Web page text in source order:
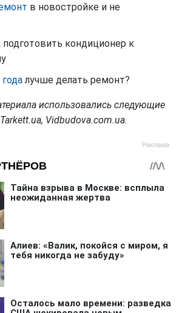
в новостройке и не
подготовить кондиционер к
лучше делать ремонт?
использовались следующие
Vidbudova.com.ua.